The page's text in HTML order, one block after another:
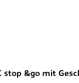
stop &go mit